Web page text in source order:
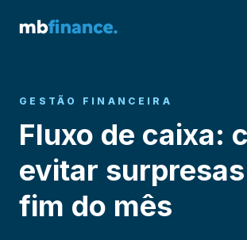
GESTÃO FINANCEIRA
Fluxo de caixa:
evitar
fim do mês